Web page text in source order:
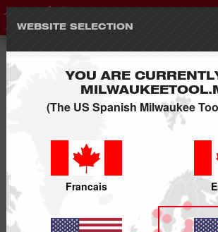
WEBSITE SELECTION
YOU ARE
(The US Spanish Milwaukee
Francais